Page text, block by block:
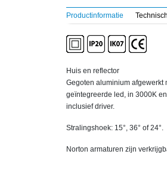
Productinformatie
Huis en reflector
Gegoten aluminium afgewerkt
geïntegreerde led, in 3000K
inclusief driver.
Stralingshoek: 15°, 36° of 24°.
Norton armaturen zijn